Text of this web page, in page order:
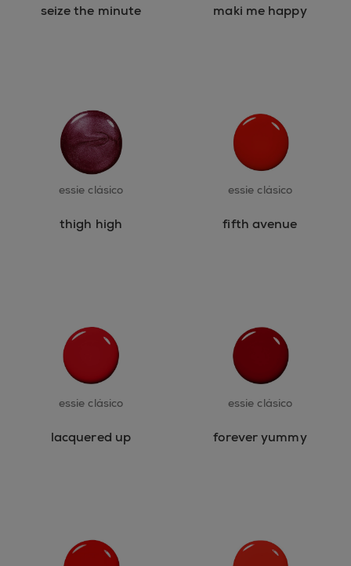
seize the minute maki me happy
essie clásico
thigh high
essie clásico
fifth avenue
essie clásico
lacquered up
essie clásico
forever yummy